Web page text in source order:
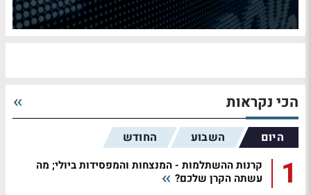
הכי נקראות
היום השבוע החודש
1
קרנות ההשתלמות - המנצחות והמפסידות ביולי; מה
עשתה הקרן שלכם?